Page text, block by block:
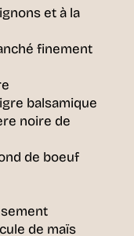
et à la
finement
balsamique
noire de
de boeuf
de maïs